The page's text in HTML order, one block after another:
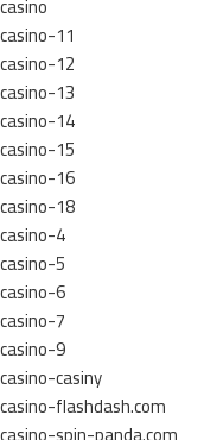
casino-11
casino-12
casino-13
casino-14
casino-15
casino-16
casino-18
casino-4
casino-5
casino-6
casino-7
casino-9
casino-casiny
casino-flashdash.com